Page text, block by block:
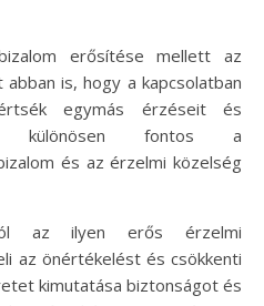
erősítése mellett az
abban is, hogy a kapcsolatban
egymás érzéseit és
különösen fontos a
és az érzelmi közelség
az ilyen erős érzelmi
az önértékelést és csökkenti
kimutatása biztonságot és